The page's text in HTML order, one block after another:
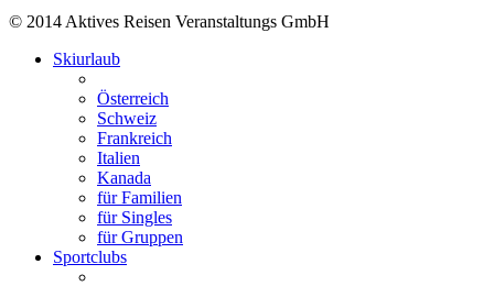
© 2014 Aktives Reisen Veranstaltungs GmbH
Skiurlaub
Österreich
Schweiz
Frankreich
Italien
Kanada
für Familien
für Singles
für Gruppen
Sportclubs